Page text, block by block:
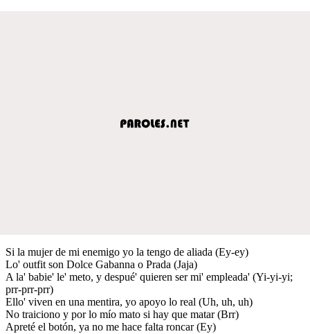
Si la mujer de mi enemigo yo la tengo de aliada (Ey-ey)
Lo' outfit son Dolce Gabanna o Prada (Jaja)
A la' babie' le' meto, y despué' quieren ser mi' empleada' (Yi-yi-yi;
prr-prr-prr)
Ello' viven en una mentira, yo apoyo lo real (Uh, uh, uh)
No traiciono y por lo mío mato si hay que matar (Brr)
Apreté el botón, ya no me hace falta roncar (Ey)